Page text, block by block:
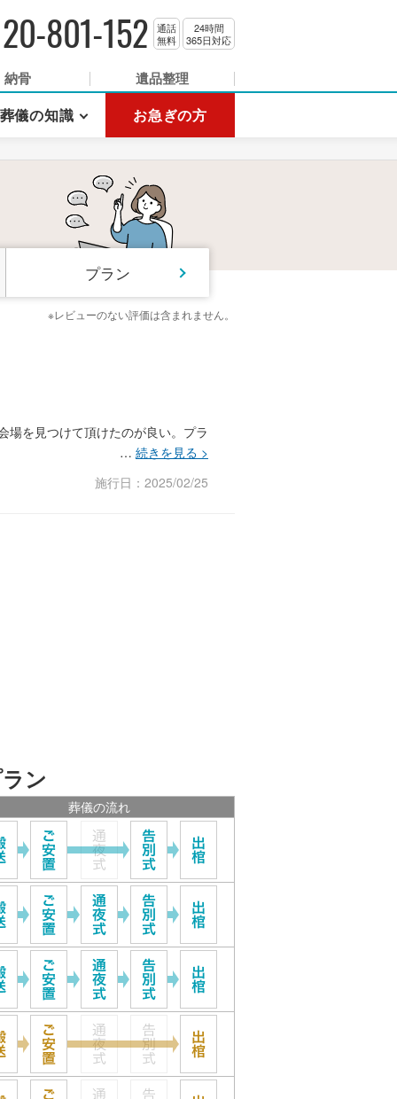
801-152
通話
無料
24時間
365日対応
納骨 遺品整理
葬儀の知識 お急ぎの方
プラン
※レビューのない評価は含まれません。
場を見つけて頂けたのが良い。プラ
施行日：2025/02/25
ン
葬儀の流れ